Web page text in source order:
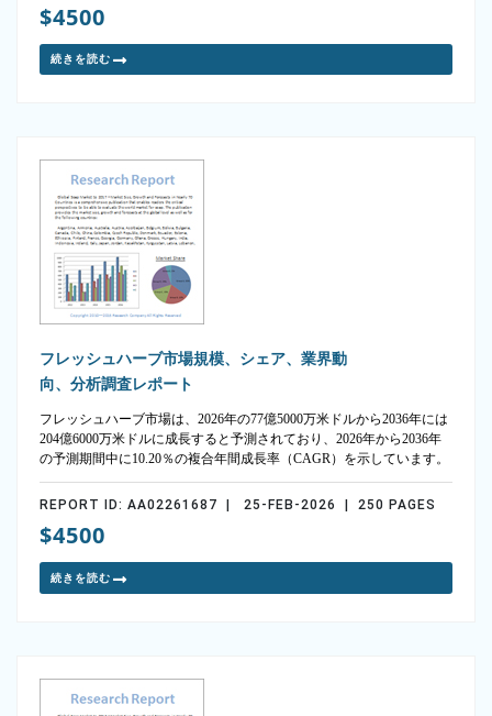
$4500
続きを読む
フレッシュハーブ市場規模、シェア、業界動
向、分析調査レポート
フレッシュハーブ市場は、2026年の77億5000万米ドルから2036年には
204億6000万米ドルに成長すると予測されており、2026年から2036年
の予測期間中に10.20％の複合年間成長率（CAGR）を示しています。
REPORT ID: AA02261687 | 25-FEB-2026 | 250 PAGES
$4500
続きを読む